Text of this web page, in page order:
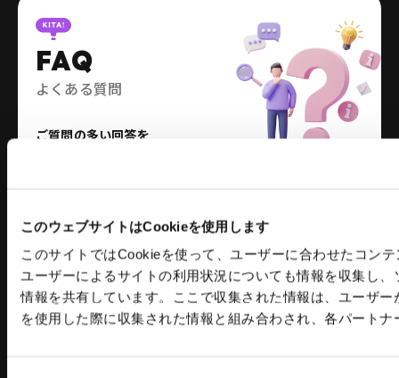
このウェブサイトはCookieを使用します
このサイトではCookieを使って、ユーザーに合わせたコン
ユーザーによるサイトの利用状況についても情報を収集し
情報を共有しています。ここで収集された情報は、ユーザ
を使用した際に収集された情報と組み合わされ、各パート
FAQ
よくある質問
ご質問の多い回答を
情報開示方針
サイトご利用上のご注意
個人情報保護方針
サイトマップ